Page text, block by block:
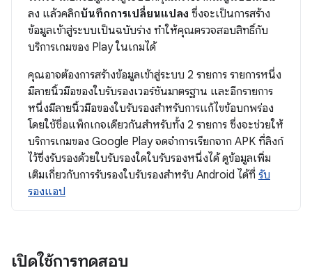
ลง แล้วคลิกบันทึกการเปลี่ยนแปลง ซึ่งจะเป็นการสร้าง
ข้อมูลเข้าสู่ระบบเป็นฉบับร่าง ทำให้คุณตรวจสอบสิทธิ์กับ
บริการเกมของ Play ในเกมได้
คุณอาจต้องการสร้างข้อมูลเข้าสู่ระบบ 2 รายการ รายการหนึ่ง
มีลายนิ้วมือของใบรับรองเวอร์ชันมาตรฐาน และอีกรายการ
หนึ่งมีลายนิ้วมือของใบรับรองสำหรับการแก้ไขข้อบกพร่อง
โดยใช้ชื่อแพ็กเกจเดียวกันสำหรับทั้ง 2 รายการ ซึ่งจะช่วยให้
บริการเกมของ Google Play จดจำการเรียกจาก APK ที่ลิงก์
ไว้ซึ่งรับรองด้วยใบรับรองใดใบรับรองหนึ่งได้ ดูข้อมูลเพิ่ม
เติมเกี่ยวกับการรับรองใบรับรองสำหรับ Android ได้ที่ รับ
รองแอป
เปิดใช้การทดสอบ